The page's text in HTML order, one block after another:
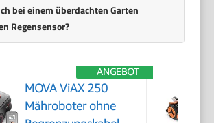
bei einem überdachten Garten
Regensensor?
ANGEBOT
MOVA ViAX 250
Mähroboter ohne